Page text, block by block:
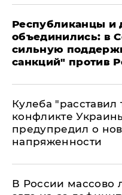
Республиканцы и
объединились: в
сильную
санкций" против
Кулеба "расставил
конфликте
предупредил о
напряженности
В России массово